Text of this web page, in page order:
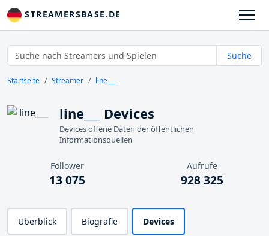
STREAMERSBASE.DE
Suche
Startseite Streamer line___
line___ Devices
Devices offene Daten der öffentlichen
Informationsquellen
Follower
13 075
Aufrufe
928 325
Überblick Biografie Devices